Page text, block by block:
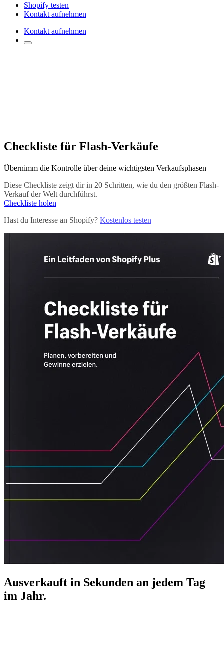
Shopify testen
Kontakt aufnehmen
Kontakt aufnehmen
Checkliste für Flash-Verkäufe
Übernimm die Kontrolle über deine wichtigsten Verkaufsphasen
Diese Checkliste zeigt dir in 20 Schritten, wie du den größten Flash-
Verkauf der Welt durchführst.
Checkliste holen
Hast du Interesse an Shopify? Kostenlos testen
Ausverkauft in Sekunden an jedem Tag
im Jahr.